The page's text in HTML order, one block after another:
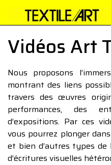
Vidéos Art
Nous proposons
montrant des liens
travers des œuvres
performances, des
d’expositions. Par ces
vous pourrez plonger
et bien d’autres types
d’écritures visuelles